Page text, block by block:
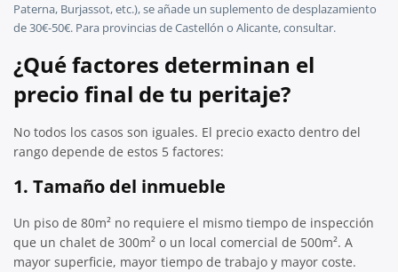
Paterna, Burjassot, etc.), se añade un suplemento de desplazamiento
de 30€-50€. Para provincias de Castellón o Alicante, consultar.
¿Qué factores determinan el
precio final de tu peritaje?
No todos los casos son iguales. El precio exacto dentro del
rango depende de estos 5 factores:
1. Tamaño del inmueble
Un piso de 80m² no requiere el mismo tiempo de inspección
que un chalet de 300m² o un local comercial de 500m². A
mayor superficie, mayor tiempo de trabajo y mayor coste.